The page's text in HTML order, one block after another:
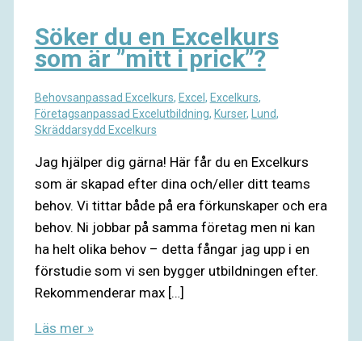
Söker du en Excelkurs
som är ”mitt i prick”?
Behovsanpassad Excelkurs, Excel , Excelkurs,
Företagsanpassad Excelutbildning, Kurser, Lund,
Skräddarsydd Excelkurs
Jag hjälper dig gärna! Här får du en Excelkurs
som är skapad efter dina och/eller ditt teams
behov. Vi tittar både på era förkunskaper och era
behov. Ni jobbar på samma företag men ni kan
ha helt olika behov – detta fångar jag upp i en
förstudie som vi sen bygger utbildningen efter.
Rekommenderar max […]
Läs mer »